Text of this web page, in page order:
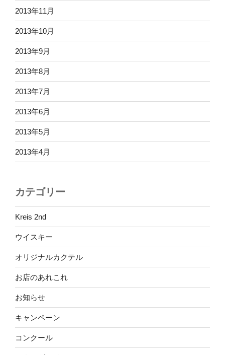
2013年11月
2013年10月
2013年9月
2013年8月
2013年7月
2013年6月
2013年5月
2013年4月
カテゴリー
Kreis 2nd
ウイスキー
オリジナルカクテル
お店のあれこれ
お知らせ
キャンペーン
コンクール